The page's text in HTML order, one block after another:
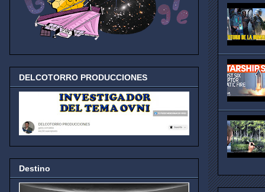
DELCOTORRO PRODUCCIONES
Destino